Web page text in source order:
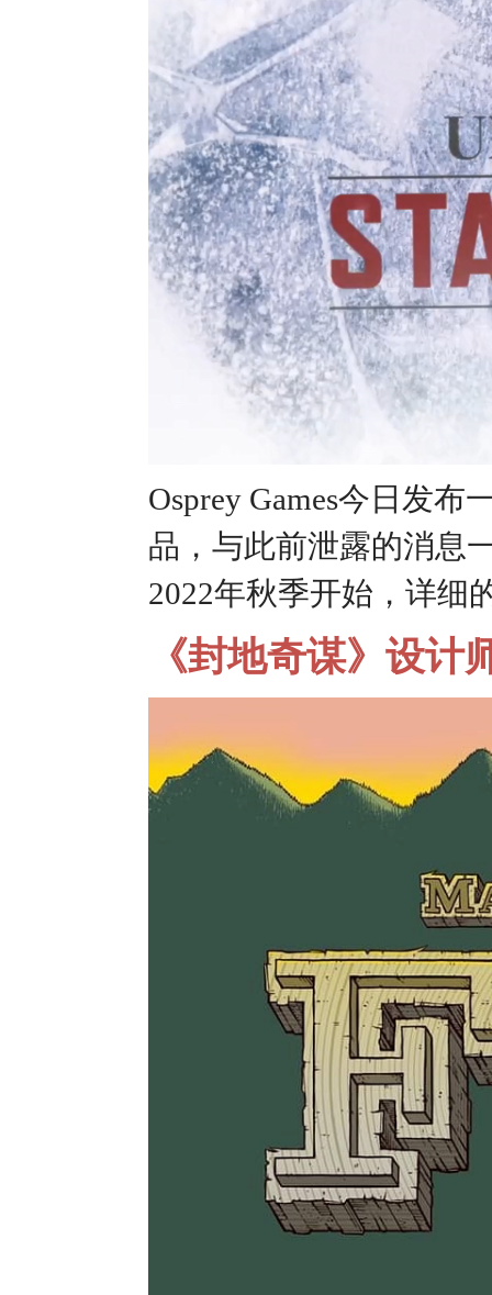
Osprey Games今日发布
品，与此前泄露的消息
2022年秋季开始，详细
《封地奇谋》设计